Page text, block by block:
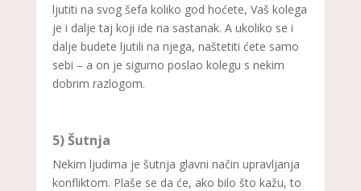
ljutiti na svog šefa koliko god hoćete, Vaš kolega
je i dalje taj koji ide na sastanak. A ukoliko se i
dalje budete ljutili na njega, naštetiti ćete samo
sebi – a on je sigurno poslao kolegu s nekim
dobrim razlogom.
5) Šutnja
Nekim ljudima je šutnja glavni način upravljanja
konfliktom. Plaše se da će, ako bilo što kažu, to